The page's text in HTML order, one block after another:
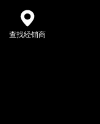
查找经销商